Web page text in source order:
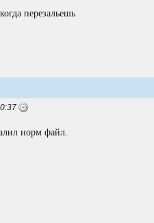
перезальешь
норм файл.